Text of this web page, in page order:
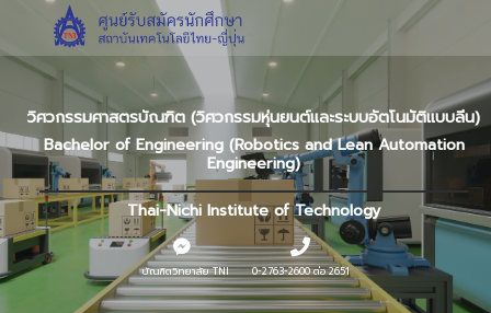
วิศวกรรมศาสตรบัณฑิต (วิศวกรรมหุ่นยนต์และระบบอัตโนมัติแบบลีน)
Bachelor of Engineering (Robotics and Lean Automation
Engineering)
Thai-Nichi Institute of Technology
บัณฑิตวิทยาลัย TNI 0-2763-2600 ต่อ 2651